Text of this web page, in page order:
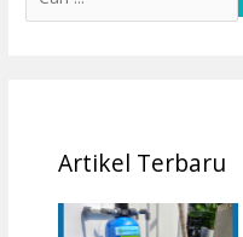
Artikel Terbaru